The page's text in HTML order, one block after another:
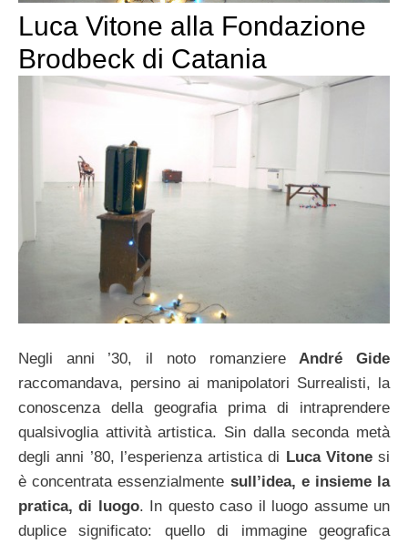
Luca Vitone alla Fondazione
Brodbeck di Catania
Negli anni ’30, il noto romanziereAndré Gide
raccomandava, persino ai manipolatori Surrealisti, la
conoscenza della geografia prima di intraprendere
qualsivoglia attività artistica. Sin dalla seconda metà
degli anni ’80, l’esperienza artistica di Luca Vitonesi
è concentrata essenzialmente sull’idea, e insieme la
pratica, di luogo. In questo caso il luogo assume un
duplice significato: quello di immagine geografica